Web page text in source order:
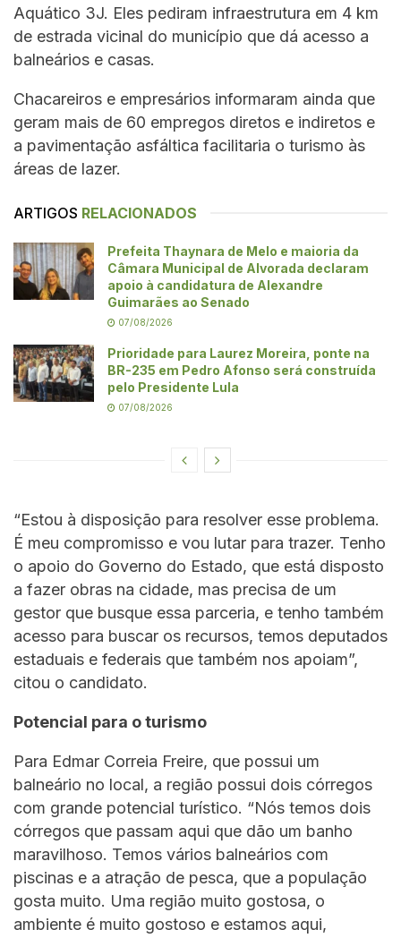
Aquático 3J. Eles pediram infraestrutura em 4 km
de estrada vicinal do município que dá acesso a
balneários e casas.
Chacareiros e empresários informaram ainda que
geram mais de 60 empregos diretos e indiretos e
a pavimentação asfáltica facilitaria o turismo às
áreas de lazer.
ARTIGOS RELACIONADOS
Prefeita Thaynara de Melo e maioria da
Câmara Municipal de Alvorada declaram
apoio à candidatura de Alexandre
Guimarães ao Senado
07/08/2026
Prioridade para Laurez Moreira, ponte na
BR-235 em Pedro Afonso será construída
pelo Presidente Lula
07/08/2026
“Estou à disposição para resolver esse problema.
É meu compromisso e vou lutar para trazer. Tenho
o apoio do Governo do Estado, que está disposto
a fazer obras na cidade, mas precisa de um
gestor que busque essa parceria, e tenho também
acesso para buscar os recursos, temos deputados
estaduais e federais que também nos apoiam”,
citou o candidato.
Potencial para o turismo
Para Edmar Correia Freire, que possui um
balneário no local, a região possui dois córregos
com grande potencial turístico. “Nós temos dois
córregos que passam aqui que dão um banho
maravilhoso. Temos vários balneários com
piscinas e a atração de pesca, que a população
gosta muito. Uma região muito gostosa, o
ambiente é muito gostoso e estamos aqui,